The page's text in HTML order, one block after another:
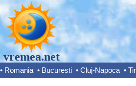
vremea.net
• Romania • Bucuresti • Cluj-Napoca •